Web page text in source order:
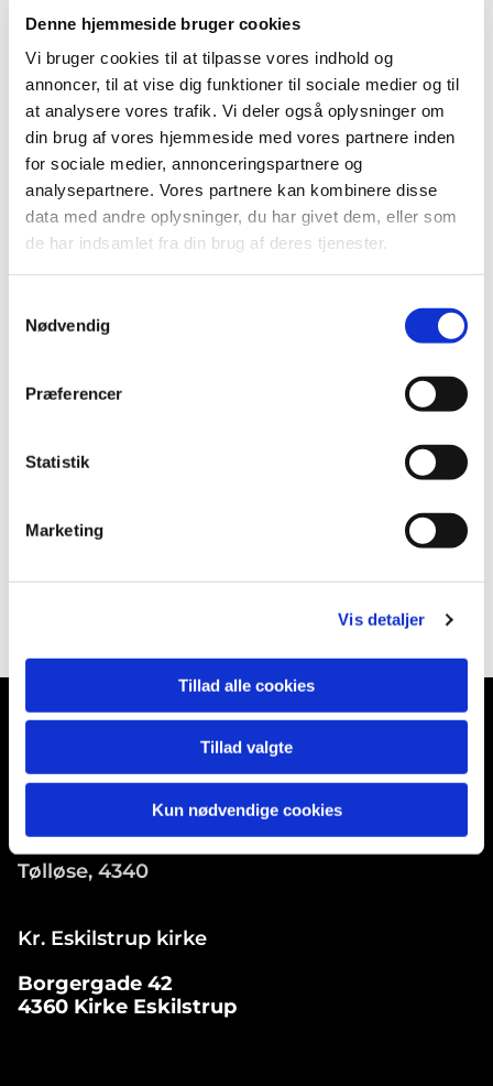
Denne hjemmeside bruger cookies
Vi bruger cookies til at tilpasse vores indhold og
annoncer, til at vise dig funktioner til sociale medier og til
at analysere vores trafik. Vi deler også oplysninger om
din brug af vores hjemmeside med vores partnere inden
for sociale medier, annonceringspartnere og
analysepartnere. Vores partnere kan kombinere disse
data med andre oplysninger, du har givet dem, eller som
de har indsamlet fra din brug af deres tjenester.
Nødvendig
Præferencer
Statistik
Marketing
Vis detaljer
Tillad alle cookies
Tillad valgte
Kun nødvendige cookies
Omdrejningspunktet er nørklerier og håndarbejde.
Uanset om du strikker, hækler, broderer eller
andet, er du velkommen. Der vil være the og
kaffe. Kage eller andet spiseligt kan vi medbringe
på skift. Alle kan være med uanset niveau. Er man
nybegynder, vil der være hjælp at hente. Vi mødes
i Sognegården. Kom og vær med.
Soderup Kirke
Soderup Kirkevej 16
Tølløse, 4340
Kr. Eskilstrup kirke
Borgergade 42
4360 Kirke Eskilstrup